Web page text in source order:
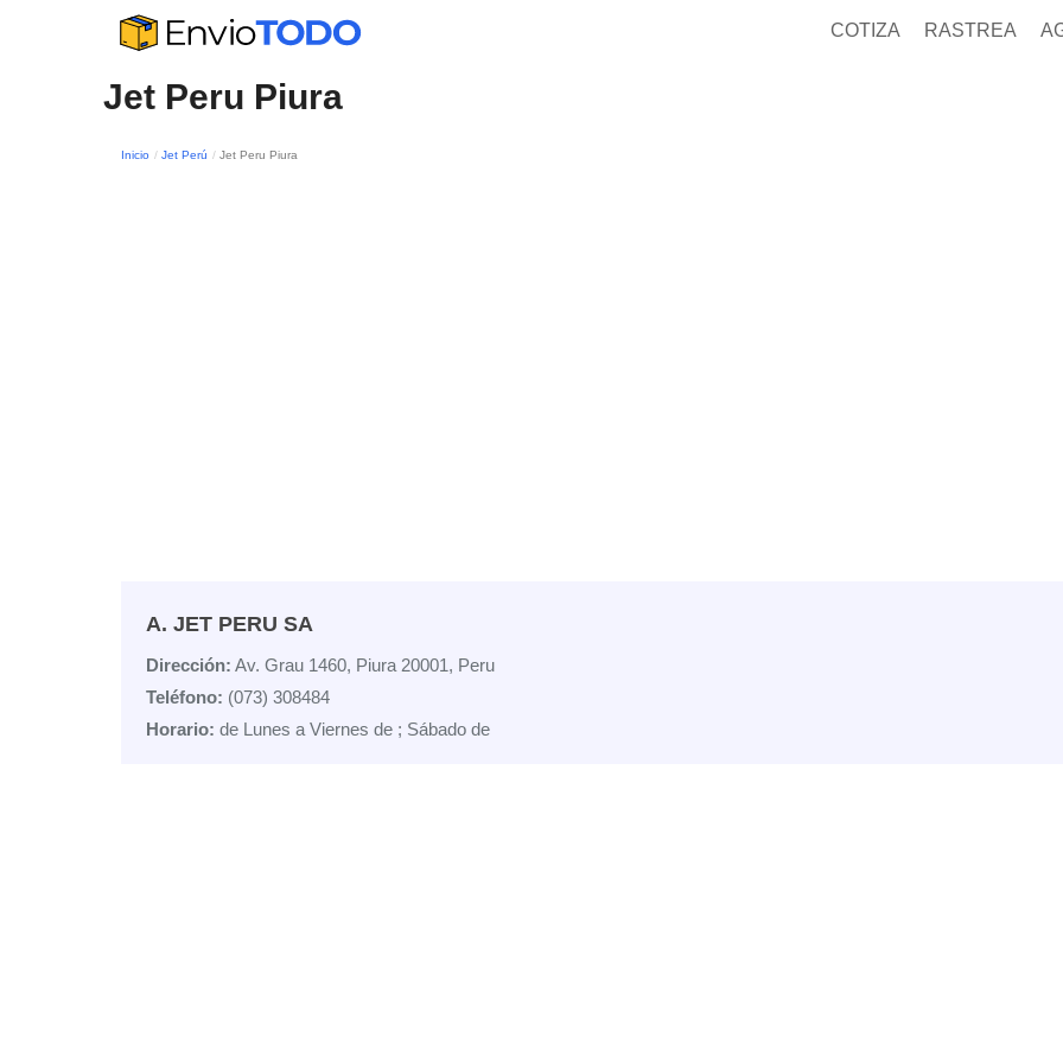
COTIZA RASTREA
Jet Peru Piura
Inicio Jet Perú Jet Peru Piura
A. JET PERU SA
Dirección: Av. Grau 1460, Piura 20001, Peru
Teléfono: (073) 308484
Horario: de Lunes a Viernes de ; Sábado de